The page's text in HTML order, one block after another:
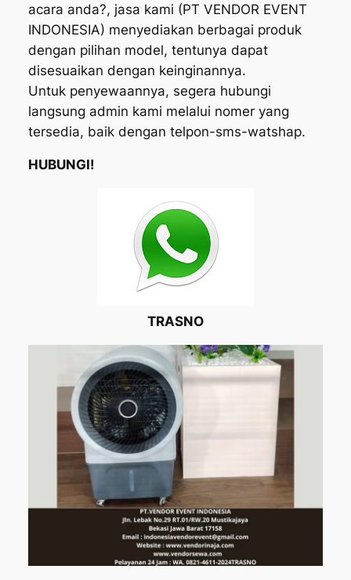
acara anda?, jasa kami (PT VENDOR EVENT
INDONESIA) menyediakan berbagai produk
dengan pilihan model, tentunya dapat
disesuaikan dengan keinginannya.
Untuk penyewaannya, segera hubungi
langsung admin kami melalui nomer yang
tersedia, baik dengan telpon-sms-watshap.
HUBUNGI!
TRASNO